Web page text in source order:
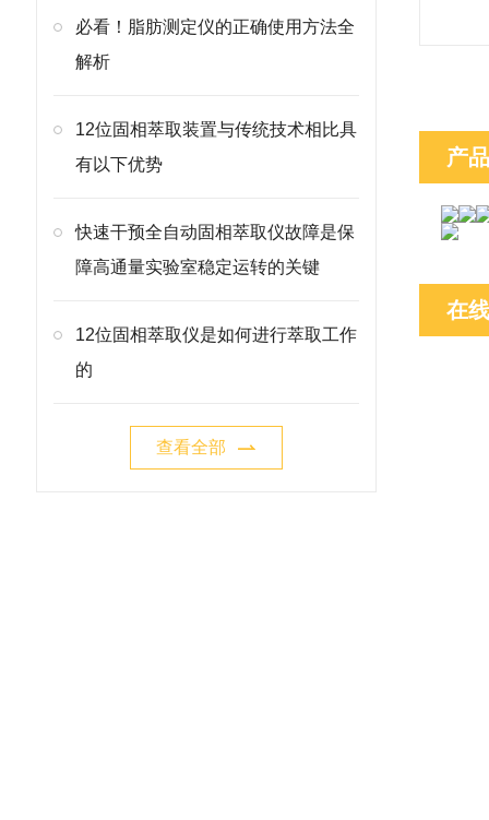
必看！脂肪测定仪的正确使用方法全
解析
12位固相萃取装置与传统技术相比具
有以下优势
快速干预全自动固相萃取仪故障是保
障高通量实验室稳定运转的关键
12位固相萃取仪是如何进行萃取工作
的
查看全部
产
在